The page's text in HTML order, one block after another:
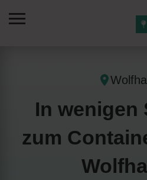
In wenigen
zum